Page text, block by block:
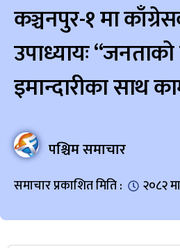
कञ्चनपुर-१ मा
उपाध्यायः
इमान्दारीका साथ
पश्चिम समाचार
समाचार प्रकाशित मिति : २०८२